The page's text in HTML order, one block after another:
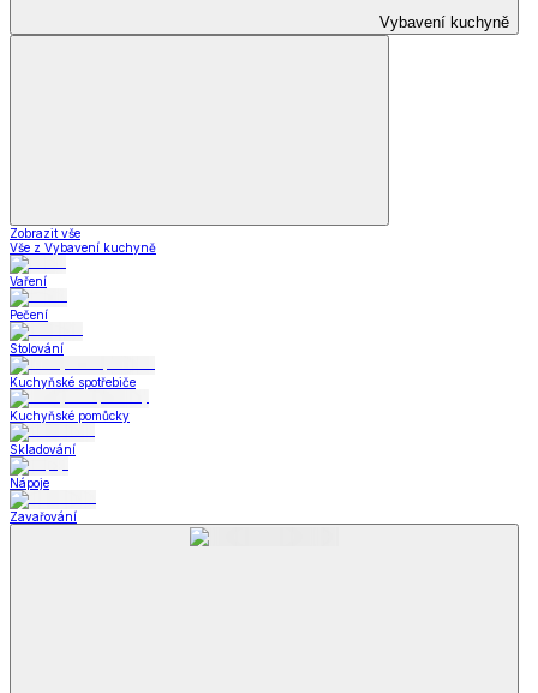
Vybavení kuchyně
Zobrazit vše
Vše z Vybavení kuchyně
Vaření
Pečení
Stolování
Kuchyňské spotřebiče
Kuchyňské pomůcky
Skladování
Nápoje
Zavařování